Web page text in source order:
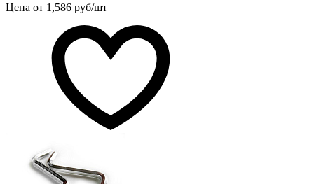
Цена от 1,586 руб/шт